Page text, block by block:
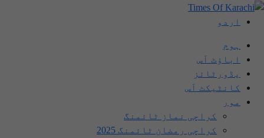
اردو
ہوم
اباؤٹ اَس
یڈورٹائز
کانٹیکٹ اَس
مور
کراچی نماز ٹائمنگ
کراچی رمضان ٹائمنگ 2025